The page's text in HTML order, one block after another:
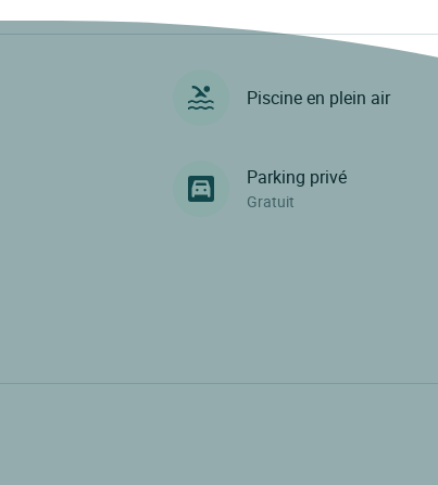
Piscine en plein air
Parking privé
Gratuit